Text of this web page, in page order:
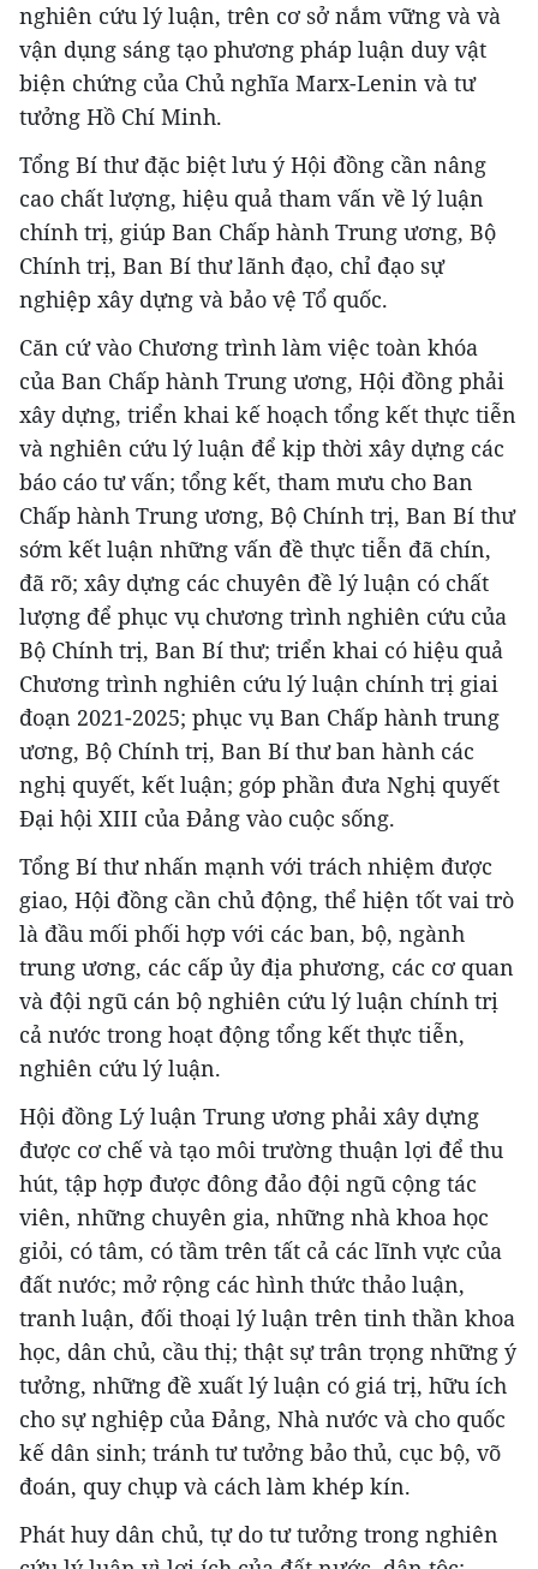
nghiên cứu lý luận, trên cơ sở nắm vững và và
vận dụng sáng tạo phương pháp luận duy vật
biện chứng của Chủ nghĩa Marx-Lenin và tư
tưởng Hồ Chí Minh.
Tổng Bí thư đặc biệt lưu ý Hội đồng cần nâng
cao chất lượng, hiệu quả tham vấn về lý luận
chính trị, giúp Ban Chấp hành Trung ương, Bộ
Chính trị, Ban Bí thư lãnh đạo, chỉ đạo sự
nghiệp xây dựng và bảo vệ Tổ quốc.
Căn cứ vào Chương trình làm việc toàn khóa
của Ban Chấp hành Trung ương, Hội đồng phải
xây dựng, triển khai kế hoạch tổng kết thực tiễn
và nghiên cứu lý luận để kịp thời xây dựng các
báo cáo tư vấn; tổng kết, tham mưu cho Ban
Chấp hành Trung ương, Bộ Chính trị, Ban Bí thư
sớm kết luận những vấn đề thực tiễn đã chín,
đã rõ; xây dựng các chuyên đề lý luận có chất
lượng để phục vụ chương trình nghiên cứu của
Bộ Chính trị, Ban Bí thư; triển khai có hiệu quả
Chương trình nghiên cứu lý luận chính trị giai
đoạn 2021-2025; phục vụ Ban Chấp hành trung
ương, Bộ Chính trị, Ban Bí thư ban hành các
nghị quyết, kết luận; góp phần đưa Nghị quyết
Đại hội XIII của Đảng vào cuộc sống.
Tổng Bí thư nhấn mạnh với trách nhiệm được
giao, Hội đồng cần chủ động, thể hiện tốt vai trò
là đầu mối phối hợp với các ban, bộ, ngành
trung ương, các cấp ủy địa phương, các cơ quan
và đội ngũ cán bộ nghiên cứu lý luận chính trị
cả nước trong hoạt động tổng kết thực tiễn,
nghiên cứu lý luận.
Hội đồng Lý luận Trung ương phải xây dựng
được cơ chế và tạo môi trường thuận lợi để thu
hút, tập hợp được đông đảo đội ngũ cộng tác
viên, những chuyên gia, những nhà khoa học
giỏi, có tâm, có tầm trên tất cả các lĩnh vực của
đất nước; mở rộng các hình thức thảo luận,
tranh luận, đối thoại lý luận trên tinh thần khoa
học, dân chủ, cầu thị; thật sự trân trọng những ý
tưởng, những đề xuất lý luận có giá trị, hữu ích
cho sự nghiệp của Đảng, Nhà nước và cho quốc
kế dân sinh; tránh tư tưởng bảo thủ, cục bộ, võ
đoán, quy chụp và cách làm khép kín.
Phát huy dân chủ, tự do tư tưởng trong nghiên